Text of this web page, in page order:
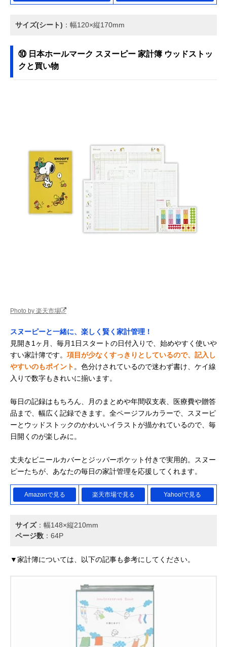
サイズ(シート) ：幅120×縦170mm
⑩ 日本ホールマーク スヌーピー 家計簿 ウッドストッ
クと買い物
Photo by 楽天市場
スヌーピーと一緒に、楽しく賢く家計管理！
見開き1ヶ月、毎月1日スタートの日付入りで、始めやすく使いや
すい家計簿です。 項目が少なくすっきりとしているので、記入し
やすいのもポイント。色分けされているので迷わず書け、ケイ線
入りで数字もきれいに揃います。
毎日の記録はもちろん、月のまとめや年間収支表、医療費や贈答
品まで、幅広く記録できます。全ページフルカラーで、スヌーピ
ーとウッドストックのかわいいイラストが描かれているので、毎
日開くのが楽しみに。
丈夫なビニールカバーとジッパーポケット付きで実用的。スヌー
ピーたちが、あなたの毎日の家計管理を応援してくれます。
Amazonで見る 楽天市場で見る Yahoo!で見る
サイズ：幅148×縦210mm
ページ数 ：64P
▼家計簿については、以下の記事も参考にしてください。